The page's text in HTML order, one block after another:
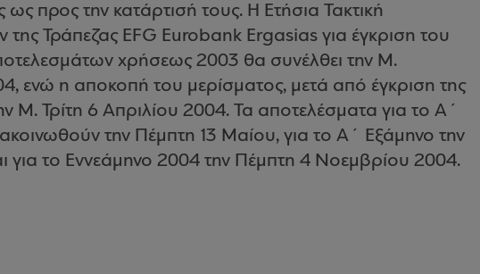
ως προς την κατάρτισή τους. Η Ετήσια Τακτική
Τράπεζας EFG Eurobank Ergasias για έγκριση του
χρήσεως 2003 θα συνέλθει την Μ.
ενώ η αποκοπή του μερίσματος, μετά από έγκριση της
Μ. Τρίτη 6 Απριλίου 2004. Τα αποτελέσματα για το Α΄
την Πέμπτη 13 Μαίου, για το Α΄ Εξάμηνο την
για το Εννεάμηνο 2004 την Πέμπτη 4 Νοεμβρίου 2004.